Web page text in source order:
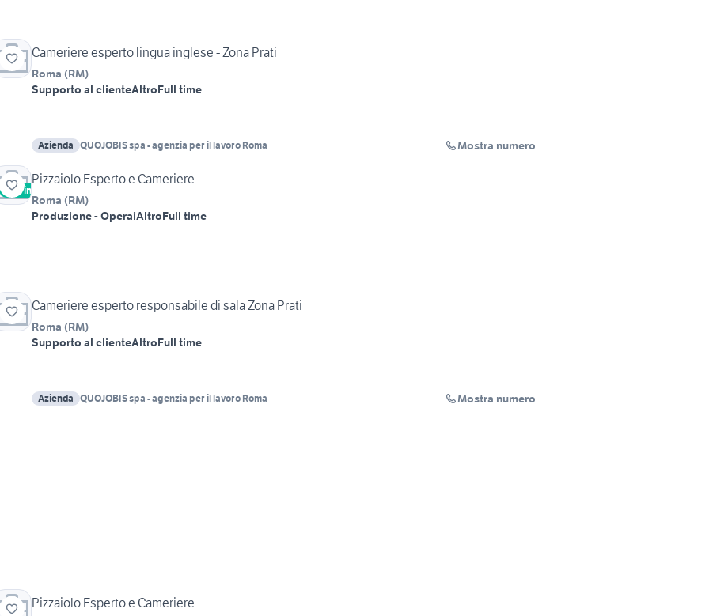
Cameriere esperto lingua inglese - Zona Prati
Roma (RM)
Supporto al clienteAltroFull time
Azienda QUOJOBIS spa - agenzia per il lavoro Roma Mostra numero
Vetrina
Pizzaiolo Esperto e Cameriere
Roma (RM)
Produzione - OperaiAltroFull time
Cameriere esperto responsabile di sala Zona Prati
Roma (RM)
Supporto al clienteAltroFull time
Azienda QUOJOBIS spa - agenzia per il lavoro Roma Mostra numero
Pizzaiolo Esperto e Cameriere